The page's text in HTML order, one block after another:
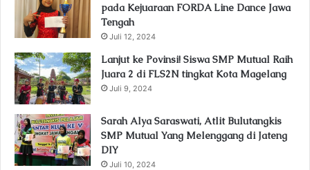
pada Kejuaraan FORDA Line Dance Jawa
Tengah
Juli 12, 2024
Lanjut ke Povinsi! Siswa SMP Mutual Raih
Juara 2 di FLS2N tingkat Kota Magelang
Juli 9, 2024
Sarah Alya Saraswati, Atlit Bulutangkis
SMP Mutual Yang Melenggang di Jateng
DIY
Juli 10, 2024